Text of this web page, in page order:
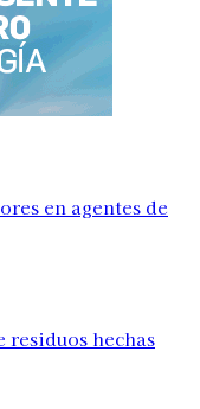
en agentes de
residuos hechas